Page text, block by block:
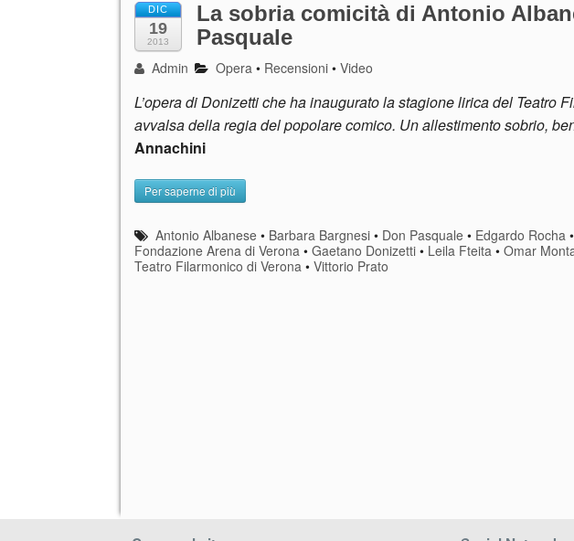
DIC
19
2013
La sobria comicità di Antonio
Pasquale
Admin Opera • Recensioni •Video
L’opera di Donizetti che ha inaugurato la stagione lirica del Teatro
avvalsa della regia del popolare comico. Un allestimento sobrio,
Annachini
Per saperne di più
Antonio Albanese • Barbara Bargnesi • Don Pasquale • Edgardo Rocha •
Fondazione Arena di Verona • Gaetano Donizetti • Leila Fteita • Omar
Teatro Filarmonico di Verona • Vittorio Prato